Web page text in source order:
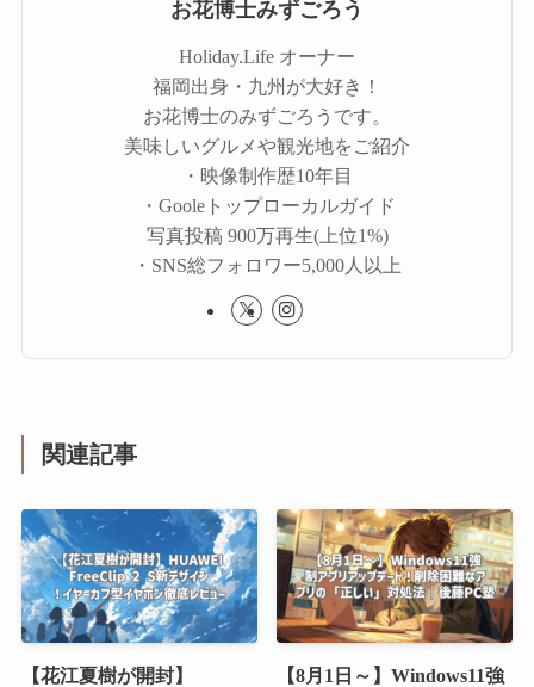
お花博士みずごろう
Holiday.Life オーナー
福岡出身・九州が大好き！
お花博士のみずごろうです。
美味しいグルメや観光地をご紹介
・映像制作歴10年目
・Gooleトップローカルガイド
写真投稿 900万再生(上位1%)
・SNS総フォロワー5,000人以上
関連記事
【花江夏樹が開封】
【8月1日～】Windows11強